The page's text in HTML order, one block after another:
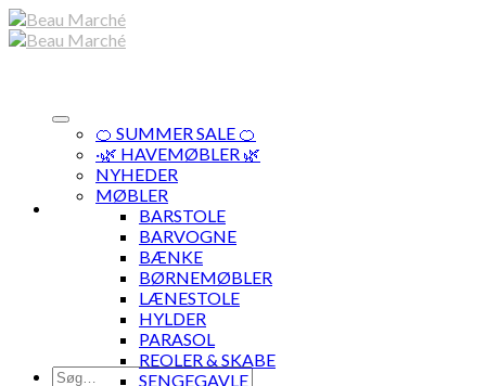
Skip
to
Søg
🍊 SUMMER SALE 🍊
·🌿 HAVEMØBLER 🌿
NYHEDER
MØBLER
BARSTOLE
BARVOGNE
BÆNKE
BØRNEMØBLER
LÆNESTOLE
HYLDER
PARASOL
REOLER & SKABE
SENGEGAVLE